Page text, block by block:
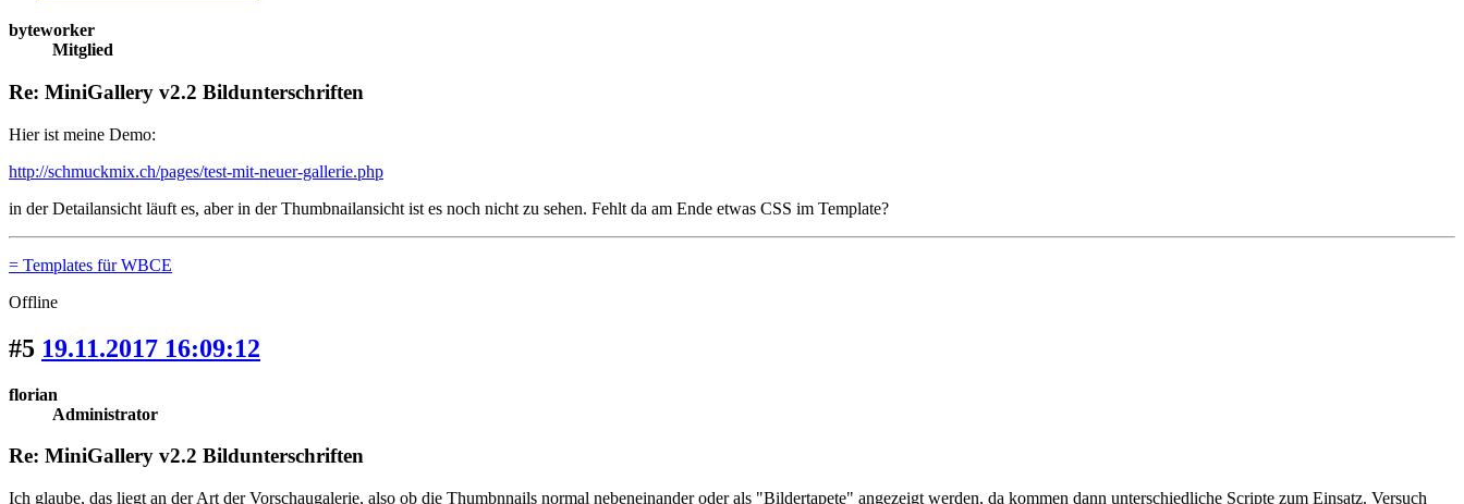
byteworker
Mitglied
Re: MiniGallery v2.2 Bildunterschriften
Hier ist meine Demo:
http://schmuckmix.ch/pages/test-mit-neuer-gallerie.php
in der Detailansicht läuft es, aber in der Thumbnailansicht ist es noch nicht zu sehen. Fehlt da am Ende etwas CSS im Template?
= Templates für WBCE
Offline
#5 19.11.2017 16:09:12
florian
Administrator
Re: MiniGallery v2.2 Bildunterschriften
Ich glaube, das liegt an der Art der Vorschaugalerie, also ob die Thumbnnails normal nebeneinander oder als "Bildertapete" angezeigt werden, da kommen dann unterschiedliche Scripte zum Einsatz. Versuch